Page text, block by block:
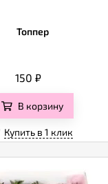
Топпер
150 ₽
В корзину
Купить в 1 клик